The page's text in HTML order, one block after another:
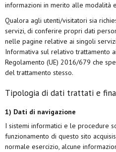
informazioni in merito alle modalità
Qualora agli utenti/visitatori sia
servizi, di conferire propri dati
nelle pagine relative ai singoli
Informativa sul relativo trattamento
Regolamento (UE) 2016/679 che
del trattamento stesso.
Tipologia di dati trattati e
1) Dati di navigazione
I sistemi informatici e le procedure
funzionamento di questo sito
normale esercizio, alcune